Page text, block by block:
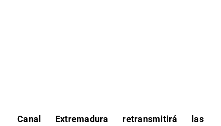
Canal Extremadura retransmitirá las